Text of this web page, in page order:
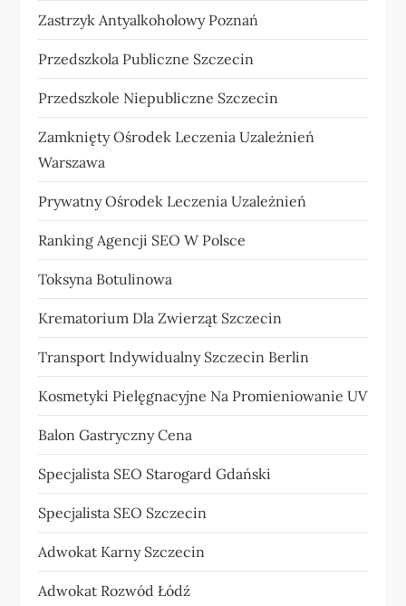
Zastrzyk Antyalkoholowy Poznań
Przedszkola Publiczne Szczecin
Przedszkole Niepubliczne Szczecin
Zamknięty Ośrodek Leczenia Uzależnień
Warszawa
Prywatny Ośrodek Leczenia Uzależnień
Ranking Agencji SEO W Polsce
Toksyna Botulinowa
Krematorium Dla Zwierząt Szczecin
Transport Indywidualny Szczecin Berlin
Kosmetyki Pielęgnacyjne Na Promieniowanie UV
Balon Gastryczny Cena
Specjalista SEO Starogard Gdański
Specjalista SEO Szczecin
Adwokat Karny Szczecin
Adwokat Rozwód Łódź